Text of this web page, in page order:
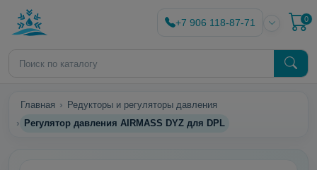
+7 906 118-87-71 0
Главная
Редукторы и регуляторы давления
Регулятор давления AIRMASS DYZ для DPL